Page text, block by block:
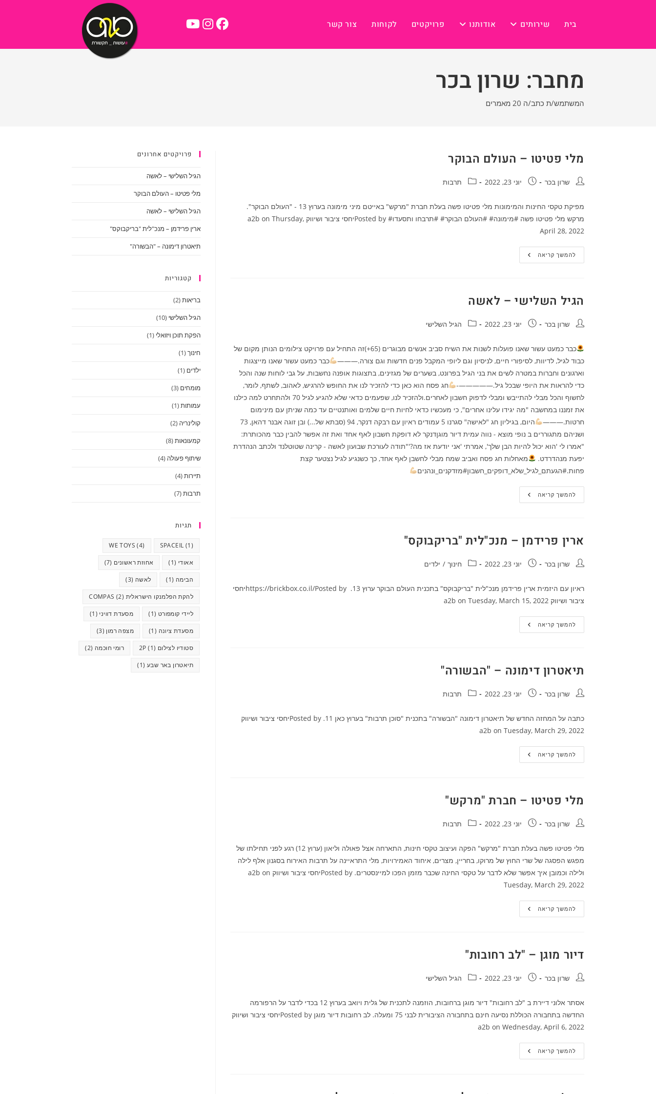
בית שירותים אודותנו פרויקטים לקוחות צור קשר
מחבר: שרון בכר
המשתמש/ת כתב/ה 20 מאמרים
מלי פטיטו – העולם הבוקר
מחבר:שרון בכר פורסם:
יוני 23, 2022 קטגוריה:תרבות
מפיקת טקסי החינות והמימונות מלי פטיטו פשה בעלת חברת "מרקש" באייטם מיני מימונה בערוץ 13 - "העולם הבוקר".
מרקש מלי פטיטו פשה #מימונה# #העולם הבוקר# #תרבחו ותסעדו#Posted by ‎יחסי ציבור ושיווק a2b‎ on Thursday,
April 28, 2022
להמשך קריאהמלי
פטיטו
הגיל השלישי – לאשה
מחבר:שרון בכר פורסם:
יוני 23, 2022 קטגוריה:הגיל השלישי
כבר כמעט עשור שאנו פועלות לשנות את השיח סביב אנשים מבוגרים (65+)זה התחיל עם פרויקט צילומים הנותן מקום של
כבוד לגיל, לדיוות, לסיפורי חיים, לניסיון וגם ליופי המקבל פנים חדשות וגם צורה.———
כבר כמעט עשור שאנו מייצגות
וארגונים וחברות במטרה לשים את בני הגיל בפרונט, בשערים של מגזינים, בתצוגות אופנה נחשבות, על גבי לוחות שנה והכל
כדי להראות את היופי שבכל גיל.—————-
חג פסח הוא כאן כדי להזכיר לנו את החופש להרגיש, לאהוב, לשתף, לומר,
לחשוף והכל מבלי להתייבש ומבלי לדפוק חשבון לאחרים.ולהזכיר לנו, שפעמים כדאי שלא להגיע לגיל 70 ולהתחרט למה כילנו
את זמננו במחשבה "מה יגידו עלינו אחרים", כי מעכשיו כדאי לחיות חיים שלמים ואותנטיים עד כמה שניתן עם מינימום
חרטות.———
היום, בגיליון חג "לאישה" סגרנו 5 עמודים ראיון עם רבקה דנקר, 94 (סבתא של...) ובן זוגה אבנר דהאן, 73
ושניהם מתגוררים ב נופי מוצא - נווה עמית דיור מוגןדנקר לא דופקת חשבון לאף אחד ואת זה אפשר להבין כבר מהכותרת:
"אמרו לי 'הוא יכול להיות הבן שלך', אמרתי 'אני יודעת אז מה?'"תודה לעורכת שבועון לאשה - קרינה שטוטלנד ולכתב הנהדרת
יפעת מנהדרדט.
מאחלות חג פסח ואביב שמח מבלי לחשבן לאף אחד, כך כשנגיע לגיל נצטער קצת
פחות.#הגעתם_לגיל_שלא_דופקים_חשבון#מזדקנים_ונהנים
להמשך קריאההגיל
השלישי
ארין פרידמן – מנכ"לית "בריקבוקס"
מחבר:שרון בכר פורסם:
יוני 23, 2022 קטגוריה:
חינוך / ילדים
ראיון עם היזמית ארין פרידמן מנכ"לית "בריקבוקס" בתכנית העולם הבוקר ערוץ 13. https://brickbox.co.il/Posted by ‎יחסי
ציבור ושיווק a2b‎ on Tuesday, March 15, 2022
להמשך קריאהארין
פרידמן
תיאטרון דימונה – "הבשורה"
מחבר:שרון בכר פורסם:
יוני 23, 2022 קטגוריה:תרבות
כתבה על המחזה החדש של תיאטרון דימונה "הבשורה" בתכנית "סוכן תרבות" בערוץ כאן 11.Posted by ‎יחסי ציבור ושיווק
a2b‎ on Tuesday, March 29, 2022
להמשך קריאהתיאטרון
דימונה
מלי פטיטו – חברת "מרקש"
מחבר:שרון בכר פורסם:
יוני 23, 2022 קטגוריה:תרבות
מלי פטיטו פשה בעלת חברת "מרקש" הפקה ועיצוב טקסי חינות, התארחה אצל פאולה וליאון (ערוץ 12) רגע לפני תחילתו של
מפגש הפסגה של שרי החוץ של מרוקו, בחריין, מצרים, איחוד האמירויות, מלי התראיינה על תרבות האירוח בסגנון אלף לילה
ולילה וכמובן איך אפשר שלא לדבר על טקסי החינה שכבר מזמן הפכו למיינסטרים.Posted by ‎יחסי ציבור ושיווק a2b‎ on
Tuesday, March 29, 2022
להמשך קריאהמלי
פטיטו
דיור מוגן – "לב רחובות"
מחבר:שרון בכר פורסם:
יוני 23, 2022 קטגוריה:הגיל השלישי
אסתר אלוני דיירת ב "לב רחובות" דיור מוגן ברחובות, הוזמנה לתכנית של גלית ויואב בערוץ 12 בכדי לדבר על הרפורמה
החדשה בתחבורה הכוללת נסיעה חינם בתחבורה הציבורית לבני 75 ומעלה. לב רחובות דיור מוגןPosted by ‎יחסי ציבור ושיווק
a2b‎ on Wednesday, April 6, 2022
להמשך קריאהדיור
מוגן
פרויקטים אחרונים
הגיל השלישי – לאשה
מלי פטיטו – העולם הבוקר
הגיל השלישי – לאשה
ארין פרידמן – מנכ"לית "בריקבוקס"
תיאטרון דימונה – "הבשורה"
קטגוריות
בריאות(2)
הגיל השלישי (10)
הפקת תוכן ויזואלי (1)
חינוך(1)
ילדים (1)
מומחים (3)
עמותות(1)
קולינריה (2)
קמעונאות(8)
שיתוף פעולה (4)
תיירות(4)
תרבות(7)
תגיות
SPACEIL (1)
WE TOYS (4)
אאודי (1) אחוזת ראשונים (7)
הבימה (1) לאשה (3)
להקת הפלמנקו הישראלית COMPAS (2)
ליידי קומפורט (1) מסעדת דוויני (1)
מסעדת ציונה (1) מצפה רמון (3)
סטודיו לצילום 2P (1) רומי חוכמה (2)
תיאטרון באר שבע (1)